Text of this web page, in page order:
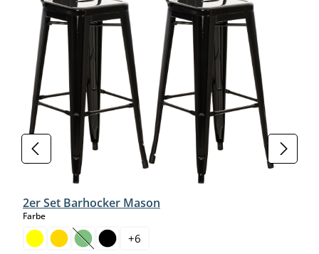
2er Set Barhocker Mason
Farbeauswählen
(Diese Option ist zurzeit nicht verfügbar.)
+6